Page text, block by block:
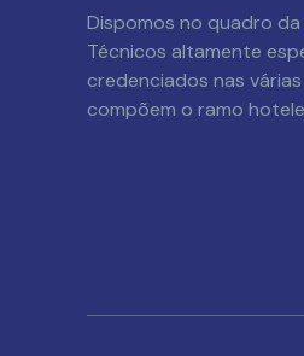
Dispomos no quadro
Técnicos altamente
credenciados nas
compõem o ramo